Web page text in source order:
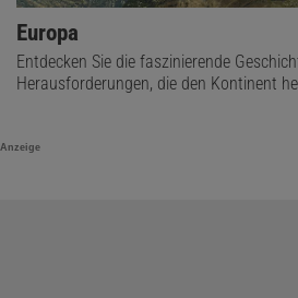
Europa
Entdecken Sie die faszinierende
Herausforderungen, die den Kontinent
Anzeige